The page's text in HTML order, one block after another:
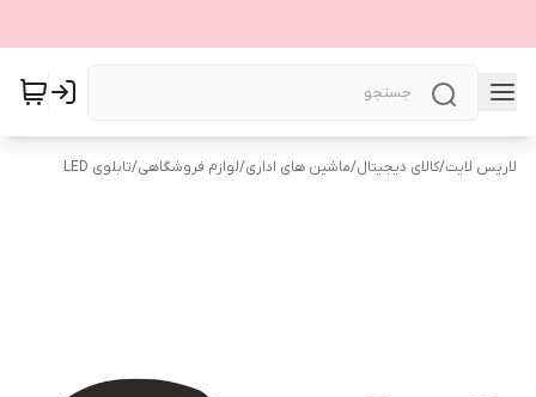
لاریس لایت/کالای دیجیتال/ماشین های اداری/لوازم فروشگاهی/تابلوی LED